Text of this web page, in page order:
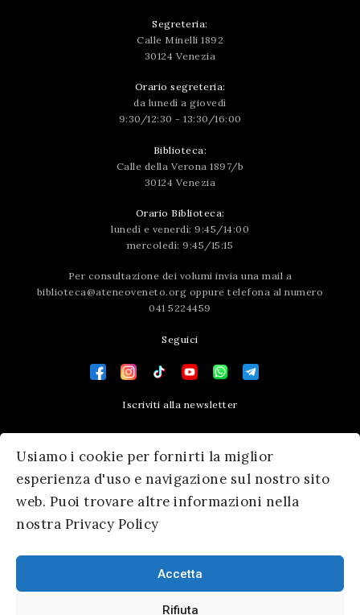
Usiamo i cookie per fornirti la miglior
esperienza d'uso e navigazione sul nostro sito
web. Puoi trovare altre informazioni nella
nostra Privacy Policy
Accetta
Rifiuta
Segreteria:
Calle Minelli 1892
30124 Venezia
Orario segreteria:
da lunedì a giovedì
9:30/12:30 - 13:30/16:00
Biblioteca:
Calle della Verona 1897/b
30124 Venezia
Orario Biblioteca:
lunedì e venerdì: 9:45/14:00
mercoledì: 9:45/15:15
Per consultazione dei volumi invia una mail a
biblioteca@ateneoveneto.org oppure telefona al numero
041 5224459
Seguici
Iscriviti alla newsletter
Contatti